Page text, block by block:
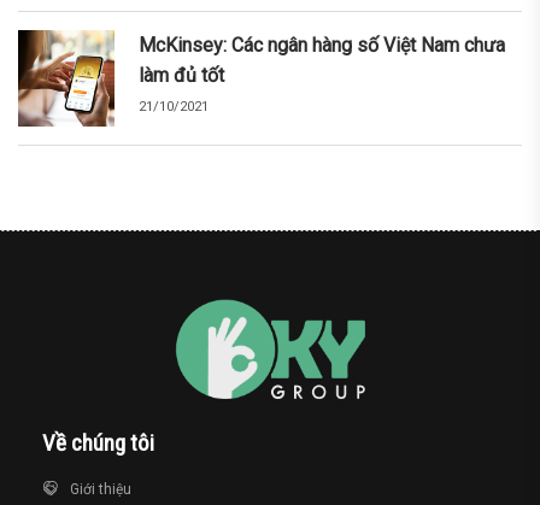
McKinsey: Các ngân hàng số Việt Nam chưa
làm đủ tốt
21/10/2021
Về chúng tôi
Giới thiệu